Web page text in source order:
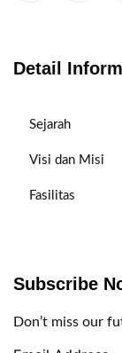
Detail
Sejarah
Visi dan Misi
Fasilitas
Subscribe
Don’t miss our